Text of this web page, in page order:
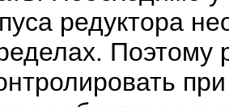
редуктора
Поэтому